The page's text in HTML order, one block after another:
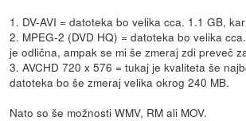
1. DV-AVI = datoteka bo velika cca. 1.1 GB,
2. MPEG-2 (DVD HQ) = datoteka bo velika
je odlična, ampak se mi še zmeraj zdi preveč
3. AVCHD 720 x 576 = tukaj je kvaliteta še
datoteka bo še zmeraj velika okrog 240 MB.
Nato so še možnosti WMV, RM ali MOV.